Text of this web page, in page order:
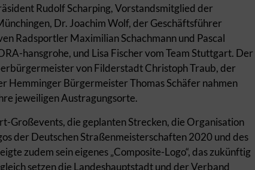
Rudolf Scharping, Vorstandsmitglied der
Dr. Joachim Wolf, der Geschäftsführer
Radsportler Maximilian Schachmann und Pascal
hansgrohe, und Lisa Fischer vom Team Stuttgart. Der
von Filderstadt Christoph Traub, der
Bürgermeister Thomas Schäfer nahmen
jeweiligen Austragungsorte.
Großevents, die geplanten Strecken, die Organisation
der Deutschen Straßenmeisterschaften 2020 und des
zudem sein eigenes „Composite-Logo“, das zukünftig
setzen die Landeshauptstadt und der Verband